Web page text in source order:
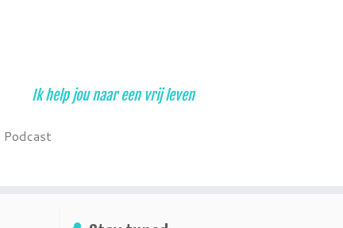
Ik help jou naar een vrij leven
Podcast